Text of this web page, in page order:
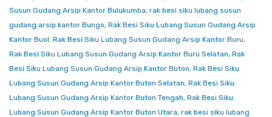
Susun Gudang Arsip Kantor Bulukumba, rak besi siku lubang susun
gudang arsip kantor Bungo, Rak Besi Siku Lubang Susun Gudang Arsip
Kantor Buol, Rak Besi Siku Lubang Susun Gudang Arsip Kantor Buru,
Rak Besi Siku Lubang Susun Gudang Arsip Kantor Buru Selatan, Rak
Besi Siku Lubang Susun Gudang Arsip Kantor Buton, Rak Besi Siku
Lubang Susun Gudang Arsip Kantor Buton Selatan, Rak Besi Siku
Lubang Susun Gudang Arsip Kantor Buton Tengah, Rak Besi Siku
Lubang Susun Gudang Arsip Kantor Buton Utara, rak besi siku lubang